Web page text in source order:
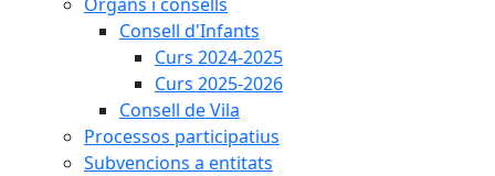
Consell d'Infants
Curs 2024-2025
Curs 2025-2026
Consell de Vila
Processos participatius
Subvencions a entitats